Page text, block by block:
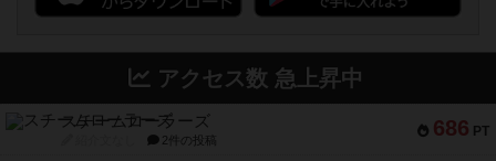
アクセス数 急上昇中
686 PT
スチームローラーズ
2件の投稿